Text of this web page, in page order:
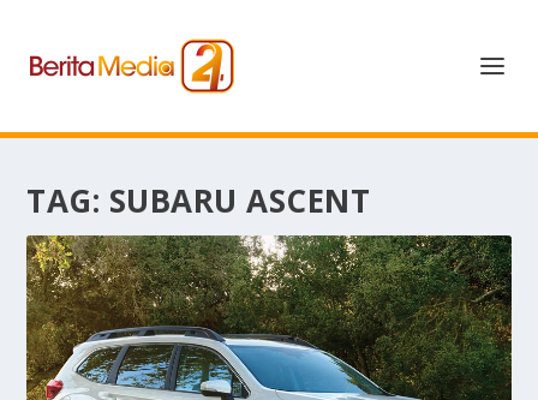
TAG: SUBARU ASCENT